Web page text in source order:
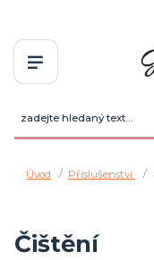
Úvod Příslušenství
Čištění